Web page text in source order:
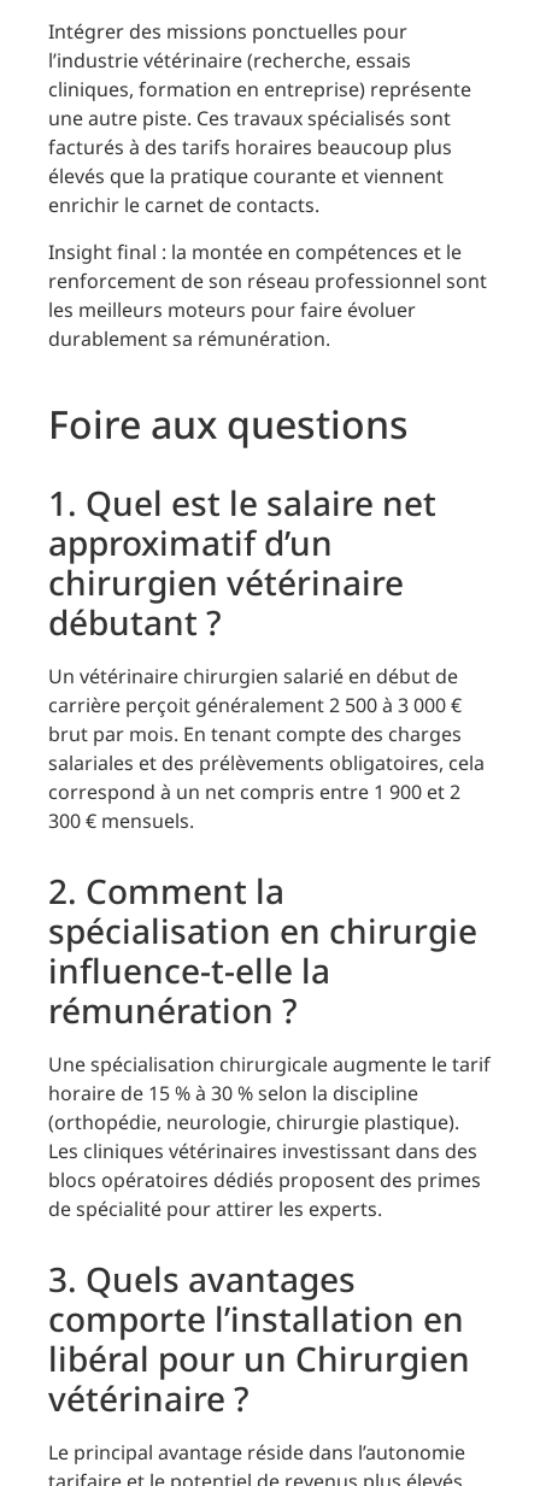
Intégrer des missions ponctuelles pour
l’industrie vétérinaire (recherche, essais
cliniques, formation en entreprise) représente
une autre piste. Ces travaux spécialisés sont
facturés à des tarifs horaires beaucoup plus
élevés que la pratique courante et viennent
enrichir le carnet de contacts.
Insight final : la montée en compétences et le
renforcement de son réseau professionnel sont
les meilleurs moteurs pour faire évoluer
durablement sa rémunération.
Foire aux questions
1. Quel est le salaire net
approximatif d’un
chirurgien vétérinaire
débutant ?
Un vétérinaire chirurgien salarié en début de
carrière perçoit généralement 2 500 à 3 000 €
brut par mois. En tenant compte des charges
salariales et des prélèvements obligatoires, cela
correspond à un net compris entre 1 900 et 2
300 € mensuels.
2. Comment la
spécialisation en chirurgie
influence-t-elle la
rémunération ?
Une spécialisation chirurgicale augmente le tarif
horaire de 15 % à 30 % selon la discipline
(orthopédie, neurologie, chirurgie plastique).
Les cliniques vétérinaires investissant dans des
blocs opératoires dédiés proposent des primes
de spécialité pour attirer les experts.
3. Quels avantages
comporte l’installation en
libéral pour un Chirurgien
vétérinaire ?
Le principal avantage réside dans l’autonomie